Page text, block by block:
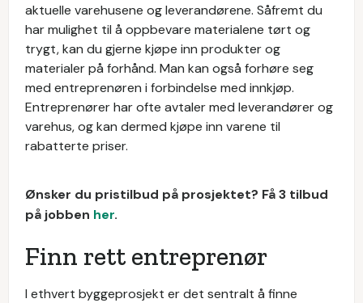
aktuelle varehusene og leverandørene. Såfremt du
har mulighet til å oppbevare materialene tørt og
trygt, kan du gjerne kjøpe inn produkter og
materialer på forhånd. Man kan også forhøre seg
med entreprenøren i forbindelse med innkjøp.
Entreprenører har ofte avtaler med leverandører og
varehus, og kan dermed kjøpe inn varene til
rabatterte priser.
Ønsker du pristilbud på prosjektet? Få 3 tilbud
på jobben her.
Finn rett entreprenør
I ethvert byggeprosjekt er det sentralt å finne